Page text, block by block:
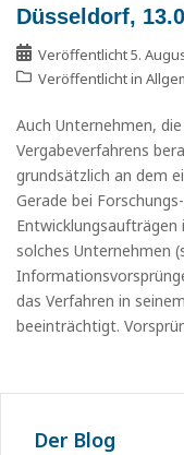
Düsseldorf,
Veröffentlicht5.
Veröffentlicht in
Auch Unternehmen,
Vergabeverfahrens
grundsätzlich an dem
Gerade bei
Entwicklungsaufträgen
solches Unternehmen
das Verfahren in
beeinträchtigt.
Der Blog